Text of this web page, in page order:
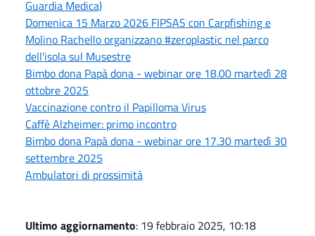
Guardia Medica)
Domenica 15 Marzo 2026 FIPSAS con Carpfishing e
Molino Rachello organizzano #zeroplastic nel parco
dell'isola sul Musestre
Bimbo dona Papà dona - webinar ore 18.00 martedì 28
ottobre 2025
Vaccinazione contro il Papilloma Virus
Caffè Alzheimer: primo incontro
Bimbo dona Papà dona - webinar ore 17.30 martedì 30
settembre 2025
Ambulatori di prossimità
Ultimo aggiornamento: 19 febbraio 2025, 10:18